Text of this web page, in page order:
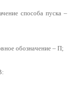
способа пуска –
обозначение – П;